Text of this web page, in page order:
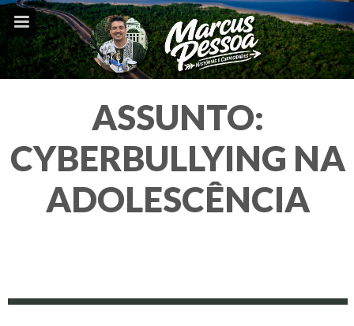
ASSUNTO:
CYBERBULLYING NA
ADOLESCÊNCIA